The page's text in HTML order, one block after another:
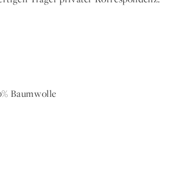
Baumwolle